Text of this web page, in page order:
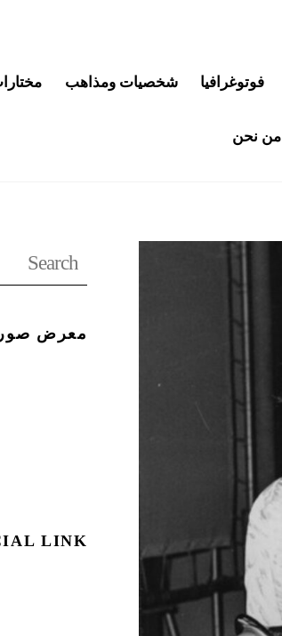
فوتوغرافيا شخصيات ومذاهب
من نحن
معرض صور
LINK